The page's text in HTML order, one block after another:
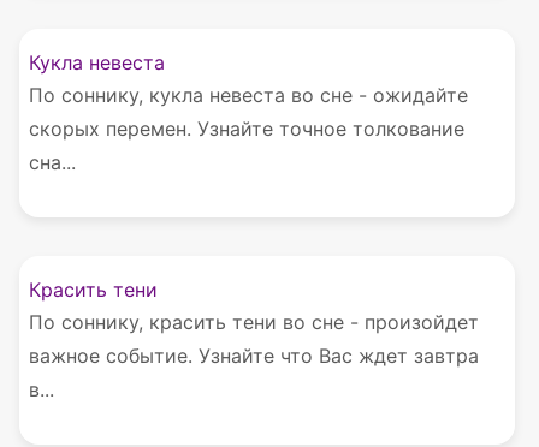
Кукла невеста
По соннику, кукла невеста во сне - ожидайте
скорых перемен. Узнайте точное толкование
сна...
Красить тени
По соннику, красить тени во сне - произойдет
важное событие. Узнайте что Вас ждет завтра
в...